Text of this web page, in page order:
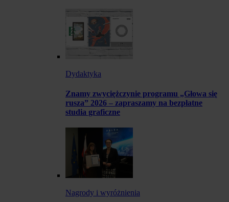
Dydaktyka
Znamy zwyciężczynie programu „Głowa się
rusza” 2026 – zapraszamy na bezpłatne
studia graficzne
Nagrody i wyróżnienia